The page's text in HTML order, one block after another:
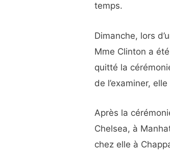
temps.
Dimanche, lors
Mme Clinton a
quitté la
de l’examiner,
Après la
Chelsea, à
chez elle à